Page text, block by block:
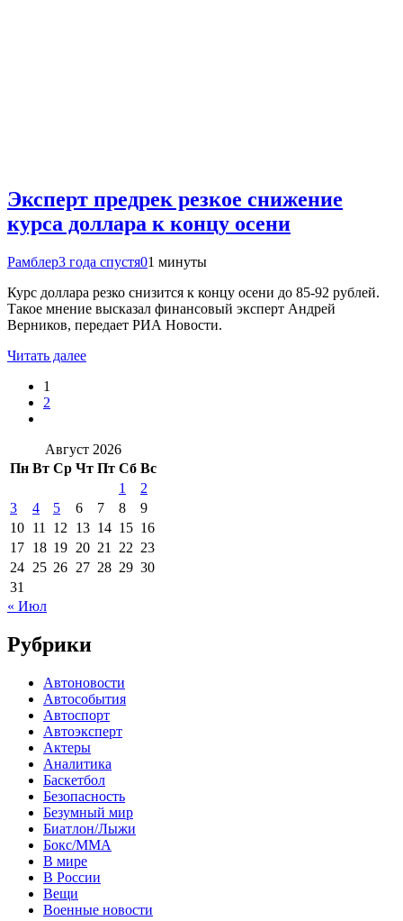
Эксперт предрек резкое снижение
курса доллара к концу осени
Рамблер3 года спустя01 минуты
Курс доллара резко снизится к концу осени до 85-92 рублей.
Такое мнение высказал финансовый эксперт Андрей
Верников, передает РИА Новости.
Читать далее
1
2
Август 2026
Пн Вт Ср Чт Пт Сб Вс
1
2
3
4 5 6 7 8
9
10 11 12 13 14 15 16
17 18 19 20 21 22 23
24 25 26 27 28 29 30
31
« Июл
Рубрики
Автоновости
Автособытия
Автоспорт
Автоэксперт
Актеры
Аналитика
Баскетбол
Безопасность
Безумный мир
Биатлон/Лыжи
Бокс/MMA
В мире
В России
Вещи
Военные новости